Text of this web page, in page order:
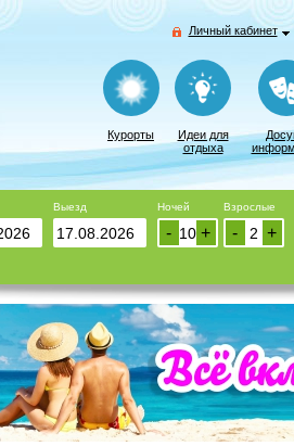
Личный кабинет
Курорты
Идеи для
отдыха
Выезд Ночей
+
-
Взрослые
+
-